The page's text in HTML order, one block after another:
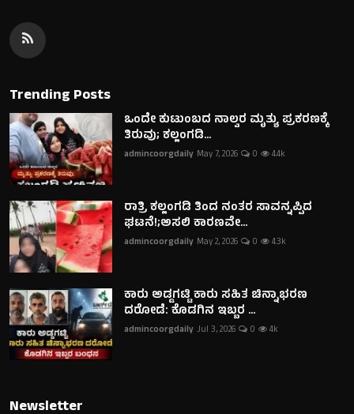
Trending Posts
ಒಂದೇ ಕುಟುಂಬದ ನಾಲ್ವರ ಮೃತ್ಯು ಪ್ರಕರಣಕ್ಕೆ
ತಿರುವು; ಕಲ್ಲಂಗಡಿ...
admincoorgdaily May 7, 2026 0 4.4k
ರಾತ್ರಿ ಕಲ್ಲಂಗಡಿ ತಿಂದ ನಂತರ ಸಾವನ್ನಪ್ಪಿದ
ಘಟನೆ!;ಅಸಲಿ ಕಾರಣವೇ...
admincoorgdaily May 2, 2026 0 4.3k
ಕಾರು ಅಡ್ಡಗಟ್ಟಿ ಕಾರು ಸಹಿತ ಚಿನ್ನಾಭರಣ
ದರೋಡೆ: ಕೊಡಗಿನ ಇಬ್ಬರ ...
admincoorgdaily Jul 3, 2026 0 4k
Newsletter